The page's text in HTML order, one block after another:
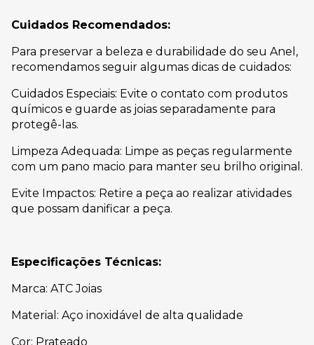
Cuidados Recomendados:
Para preservar a beleza e durabilidade do seu Anel,
recomendamos seguir algumas dicas de cuidados:
Cuidados Especiais: Evite o contato com produtos
químicos e guarde as joias separadamente para
protegê-las.
Limpeza Adequada: Limpe as peças regularmente
com um pano macio para manter seu brilho original.
Evite Impactos: Retire a peça ao realizar atividades
que possam danificar a peça.
Especificações Técnicas:
Marca: ATC Joias
Material: Aço inoxidável de alta qualidade
Cor: Prateado